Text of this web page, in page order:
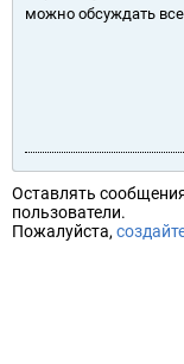
можно обсуждать
Оставлять
пользователи.
Пожалуйста,